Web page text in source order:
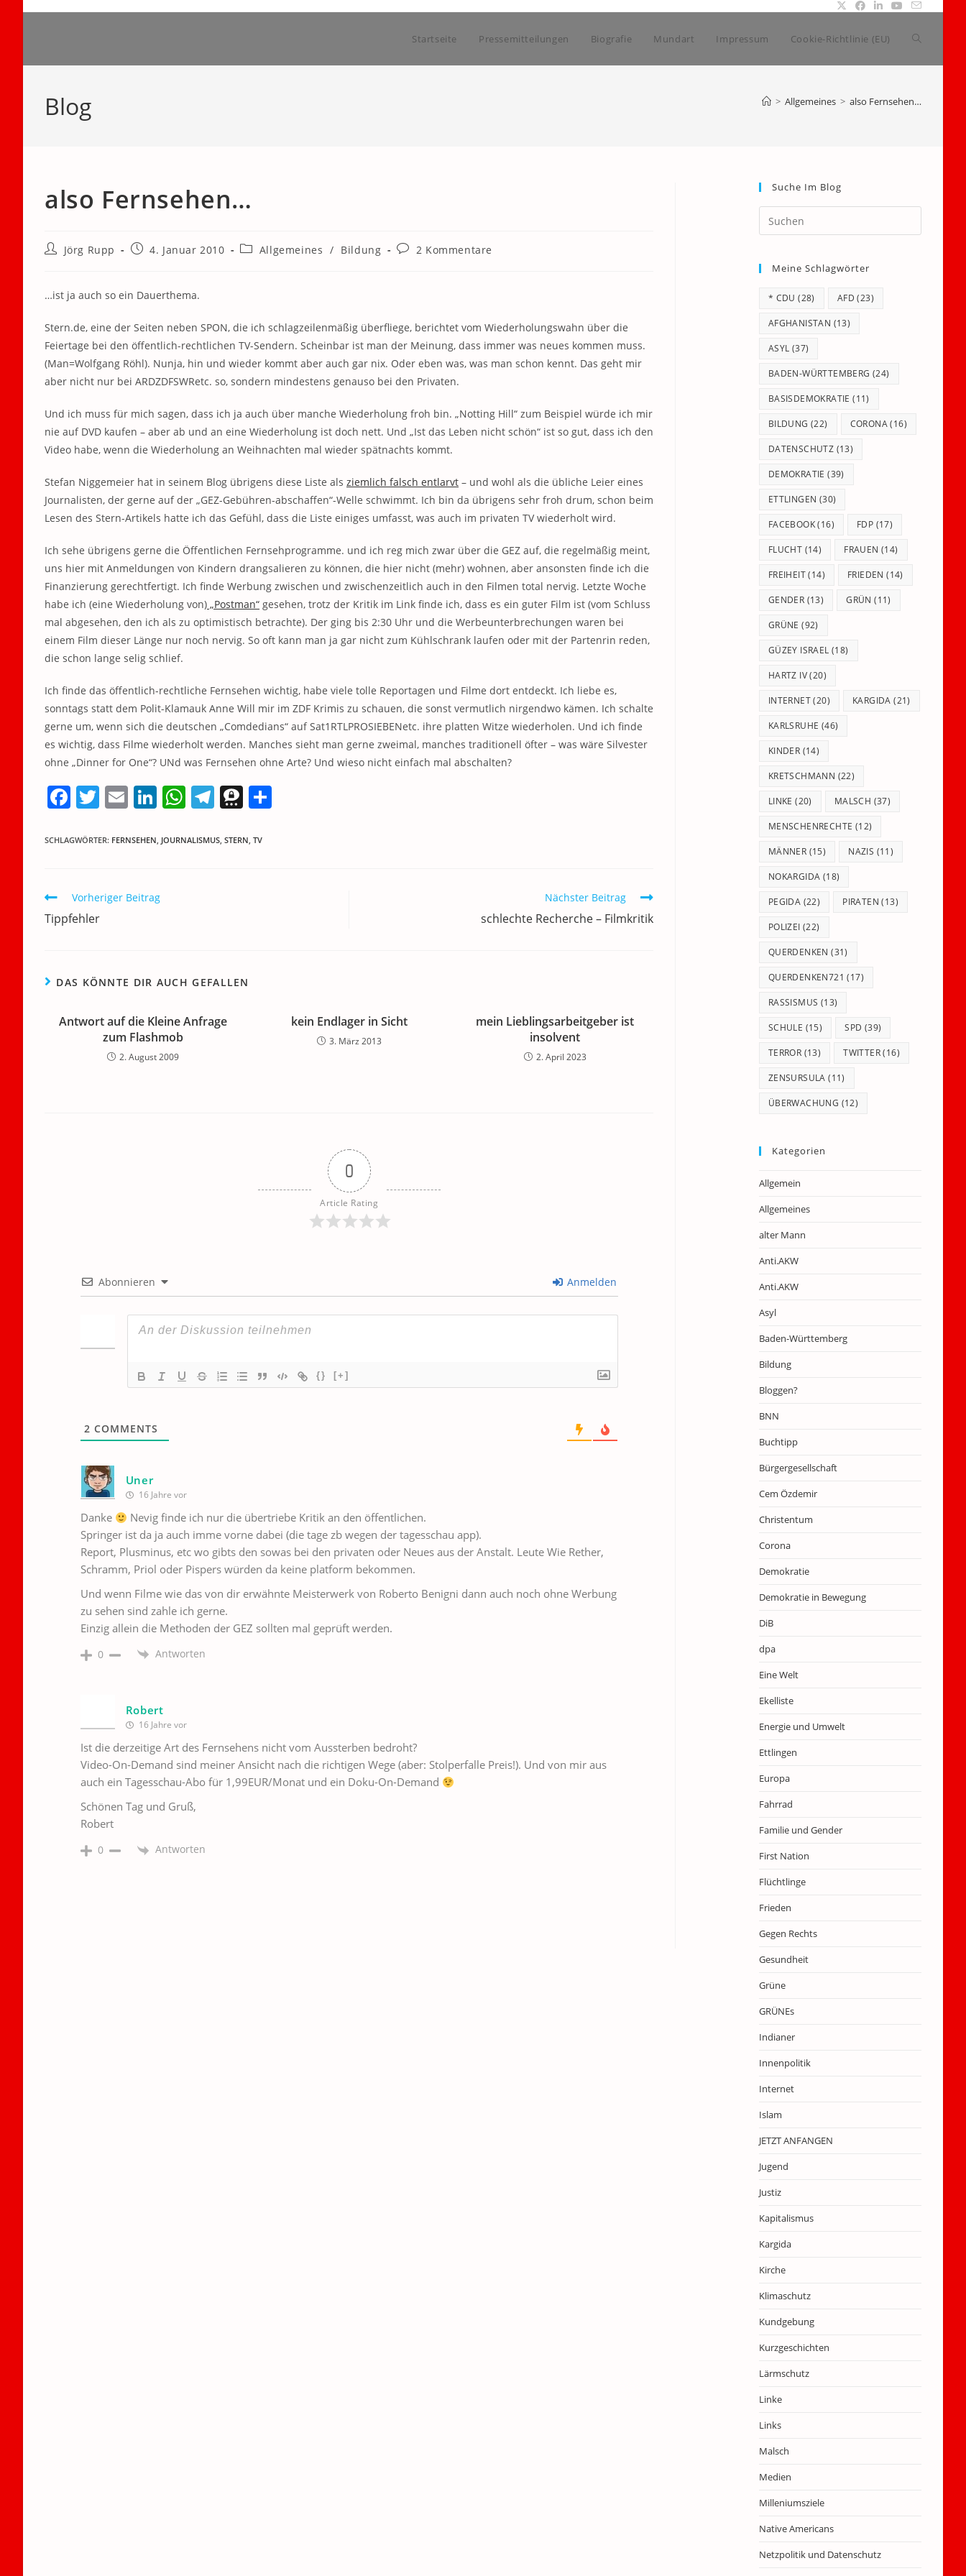
Startseite Pressemitteilungen Biografie Mundart Impressum Cookie-Richtlinie (EU) Website-
Blog > Allgemeines > also Fernsehen…
also Fernsehen…
Beitrags-
Jörg Rupp
Beitrag4. Januar 2010
Beitrags-
Allgemeines / Bildung
Beitrags-
2 Kommentare
…ist ja auch so ein Dauerthema.
Stern.de, eine der Seiten neben SPON, die ich schlagzeilenmäßig überfliege, berichtet vom Wiederholungswahn über die
Feiertage bei den öffentlich-rechtlichen TV-Sendern. Scheinbar ist man der Meinung, dass immer was neues kommen muss.
(Man=Wolfgang Röhl). Nunja, hin und wieder kommt aber auch gar nix. Oder eben was, was man schon kennt. Das geht mir
aber nicht nur bei ARDZDFSWRetc. so, sondern mindestens genauso bei den Privaten.
Und ich muss für mich sagen, dass ich ja auch über manche Wiederholung froh bin. „Notting Hill“ zum Beispiel würde ich mir
nie auf DVD kaufen – aber ab und an eine Wiederholung ist doch nett. Und „Ist das Leben nicht schön“ ist so gut, dass ich den
Video habe, wenn die Wiederholung an Weihnachten mal wieder spätnachts kommt.
Stefan Niggemeier hat in seinem Blog übrigens diese Liste als ziemlich falsch entlarvt – und wohl als die übliche Leier eines
Journalisten, der gerne auf der „GEZ-Gebühren-abschaffen“-Welle schwimmt. Ich bin da übrigens sehr froh drum, schon beim
Lesen des Stern-Artikels hatte ich das Gefühl, dass die Liste einiges umfasst, was auch im privaten TV wiederholt wird.
Ich sehe übrigens gerne die Öffentlichen Fernsehprogramme. und ich reg mich zwar über die GEZ auf, die regelmäßig meint,
uns hier mit Anmeldungen von Kindern drangsalieren zu können, die hier nicht (mehr) wohnen, aber ansonsten finde ich die
Finanzierung gerechtfertigt. Ich finde Werbung zwischen und zwischenzeitlich auch in den Filmen total nervig. Letzte Woche
habe ich (eine Wiederholung von) „Postman“ gesehen, trotz der Kritik im Link finde ich, dass es ein guter Film ist (vom Schluss
mal abgesehen, den ich als zu optimistisch betrachte). Der ging bis 2:30 Uhr und die Werbeunterbrechungen waren bei
einem Film dieser Länge nur noch nervig. So oft kann man ja gar nicht zum Kühlschrank laufen oder mit der Partenrin reden,
die schon lange selig schlief.
Ich finde das öffentlich-rechtliche Fernsehen wichtig, habe viele tolle Reportagen und Filme dort entdeckt. Ich liebe es,
sonntags statt dem Polit-Klamauk Anne Will mir im ZDF Krimis zu schauen, die sonst vermutlich nirgendwo kämen. Ich schalte
gerne um, wenn sich die deutschen „Comdedians“ auf Sat1RTLPROSIEBENetc. ihre platten Witze wiederholen. Und ich finde
es wichtig, dass Filme wiederholt werden. Manches sieht man gerne zweimal, manches traditionell öfter – was wäre Silvester
ohne „Dinner for One“? UNd was Fernsehen ohne Arte? Und wieso nicht einfach mal abschalten?
F
c
b
o
T
itt
E
ai
Li
k
dI
n
W
at
T
e
T
re
SCHLAGWÖRTER: FERNSEHEN, JOURNALISMUS, STERN, TV
Weitere
Artikel
ansehen
Vorheriger Beitrag
Tippfehler
Nächster Beitrag
schlechte Recherche – Filmkritik
DAS KÖNNTE DIR AUCH GEFALLEN
Antwort auf die Kleine Anfrage
zum Flashmob
2. August 2009
kein Endlager in Sicht
3. März 2013
mein Lieblingsarbeitgeber ist
insolvent
2. April 2023
0
Article Rating
Abonnieren Anmelden
{} [+]
2 COMMENTS
Uner
16 Jahre vor
Danke
Nevig finde ich nur die übertriebe Kritik an den öffentlichen.
Springer ist da ja auch imme vorne dabei (die tage zb wegen der tagesschau app).
Report, Plusminus, etc wo gibts den sowas bei den privaten oder Neues aus der Anstalt. Leute Wie Rether,
Schramm, Priol oder Pispers würden da keine platform bekommen.
Und wenn Filme wie das von dir erwähnte Meisterwerk von Roberto Benigni dann auch noch ohne Werbung
zu sehen sind zahle ich gerne.
Einzig allein die Methoden der GEZ sollten mal geprüft werden.
0 Antworten
Robert
16 Jahre vor
Ist die derzeitige Art des Fernsehens nicht vom Aussterben bedroht?
Video-On-Demand sind meiner Ansicht nach die richtigen Wege (aber: Stolperfalle Preis!). Und von mir aus
auch ein Tagesschau-Abo für 1,99EUR/Monat und ein Doku-On-Demand
Schönen Tag und Gruß,
Robert
0 Antworten
Suche Im Blog
Escape
Meine Schlagwörter
* CDU (28) AFD (23)
AFGHANISTAN (13)
ASYL (37)
BADEN-WÜRTTEMBERG (24)
BASISDEMOKRATIE (11)
BILDUNG (22) CORONA(16)
DATENSCHUTZ (13)
DEMOKRATIE (39)
ETTLINGEN (30)
FACEBOOK(16) FDP (17)
FLUCHT (14) FRAUEN (14)
FREIHEIT(14) FRIEDEN (14)
GENDER (13) GRÜN (11)
GRÜNE (92)
GÜZEY ISRAEL (18)
HARTZ IV(20)
INTERNET(20) KARGIDA (21)
KARLSRUHE (46)
KINDER (14)
KRETSCHMANN (22)
LINKE (20) MALSCH (37)
MENSCHENRECHTE (12)
MÄNNER (15) NAZIS (11)
NOKARGIDA (18)
PEGIDA (22) PIRATEN (13)
POLIZEI (22)
QUERDENKEN (31)
QUERDENKEN721 (17)
RASSISMUS (13)
SCHULE (15) SPD (39)
TERROR (13) TWITTER(16)
ZENSURSULA (11)
ÜBERWACHUNG (12)
Kategorien
Allgemein
Allgemeines
alter Mann
Anti.AKW
Anti.AKW
Asyl
Baden-Württemberg
Bildung
Bloggen?
BNN
Buchtipp
Bürgergesellschaft
Cem Özdemir
Christentum
Corona
Demokratie
Demokratie in Bewegung
DiB
dpa
Eine Welt
Ekelliste
Energie und Umwelt
Ettlingen
Europa
Fahrrad
Familie und Gender
First Nation
Flüchtlinge
Frieden
Gegen Rechts
Gesundheit
Grüne
GRÜNEs
Indianer
Innenpolitik
Internet
Islam
JETZT ANFANGEN
Jugend
Justiz
Kapitalismus
Kargida
Kirche
Klimaschutz
Kundgebung
Kurzgeschichten
Lärmschutz
Linke
Links
Malsch
Medien
Milleniumsziele
Native Americans
Netzpolitik und Datenschutz